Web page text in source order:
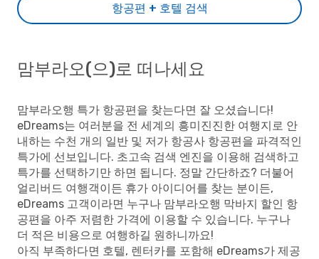
항공편 + 호텔 검색
맘부라오(으)로 떠나세요
맘부라오행 특가 항공편을 찾는다면 잘 오셨습니다!
eDreams는 여러분을 전 세계의 흥미진진한 여행지로 안
내하는 수천 개의 일반 및 저가 항공사 항공편을 파격적인
특가에 선보입니다. 초고속 검색 엔진을 이용해 검색하고
특가를 선택하기만 하면 됩니다. 정말 간단하죠? 더불어
얼리버드 여행객이든 휴가 아이디어를 찾는 분이든,
eDreams 고객이라면 누구나 맘부라오행 막바지 할인 항
공편을 아주 저렴한 가격에 이용할 수 있습니다. 누구나
더 적은 비용으로 여행하길 원하니까요!
아직 부족하다면 호텔, 렌터카를 포함해 eDreams가 제공